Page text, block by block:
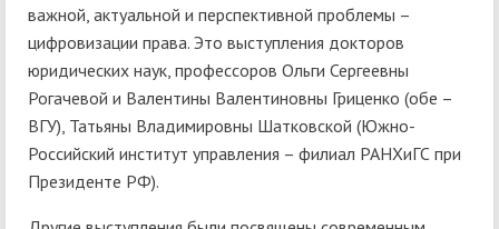
важной, актуальной и перспективной проблемы –
цифровизации права. Это выступления докторов
юридических наук, профессоров Ольги Сергеевны
Рогачевой и Валентины Валентиновны Гриценко (обе –
ВГУ), Татьяны Владимировны Шатковской (Южно-
Российский институт управления – филиал РАНХиГС при
Президенте РФ).